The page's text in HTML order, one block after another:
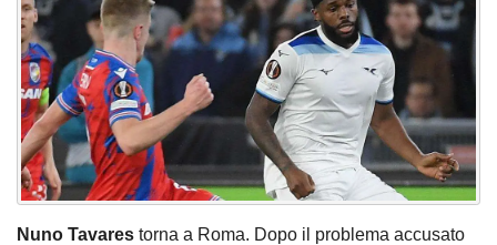
Nuno Tavares torna a Roma. Dopo il problema accusato